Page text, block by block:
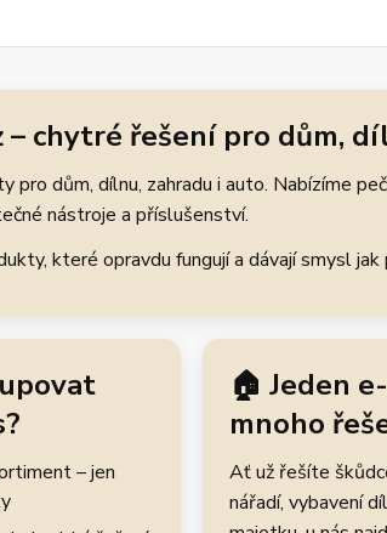
– chytré řešení pro dům,
dům, dílnu, zahradu i auto. Nabízíme
nástroje a příslušenství.
které opravdu fungují a dávají smysl
– jen
🏠 Jeden
mnoho
Ať už řešíte
nářadí, vybavení